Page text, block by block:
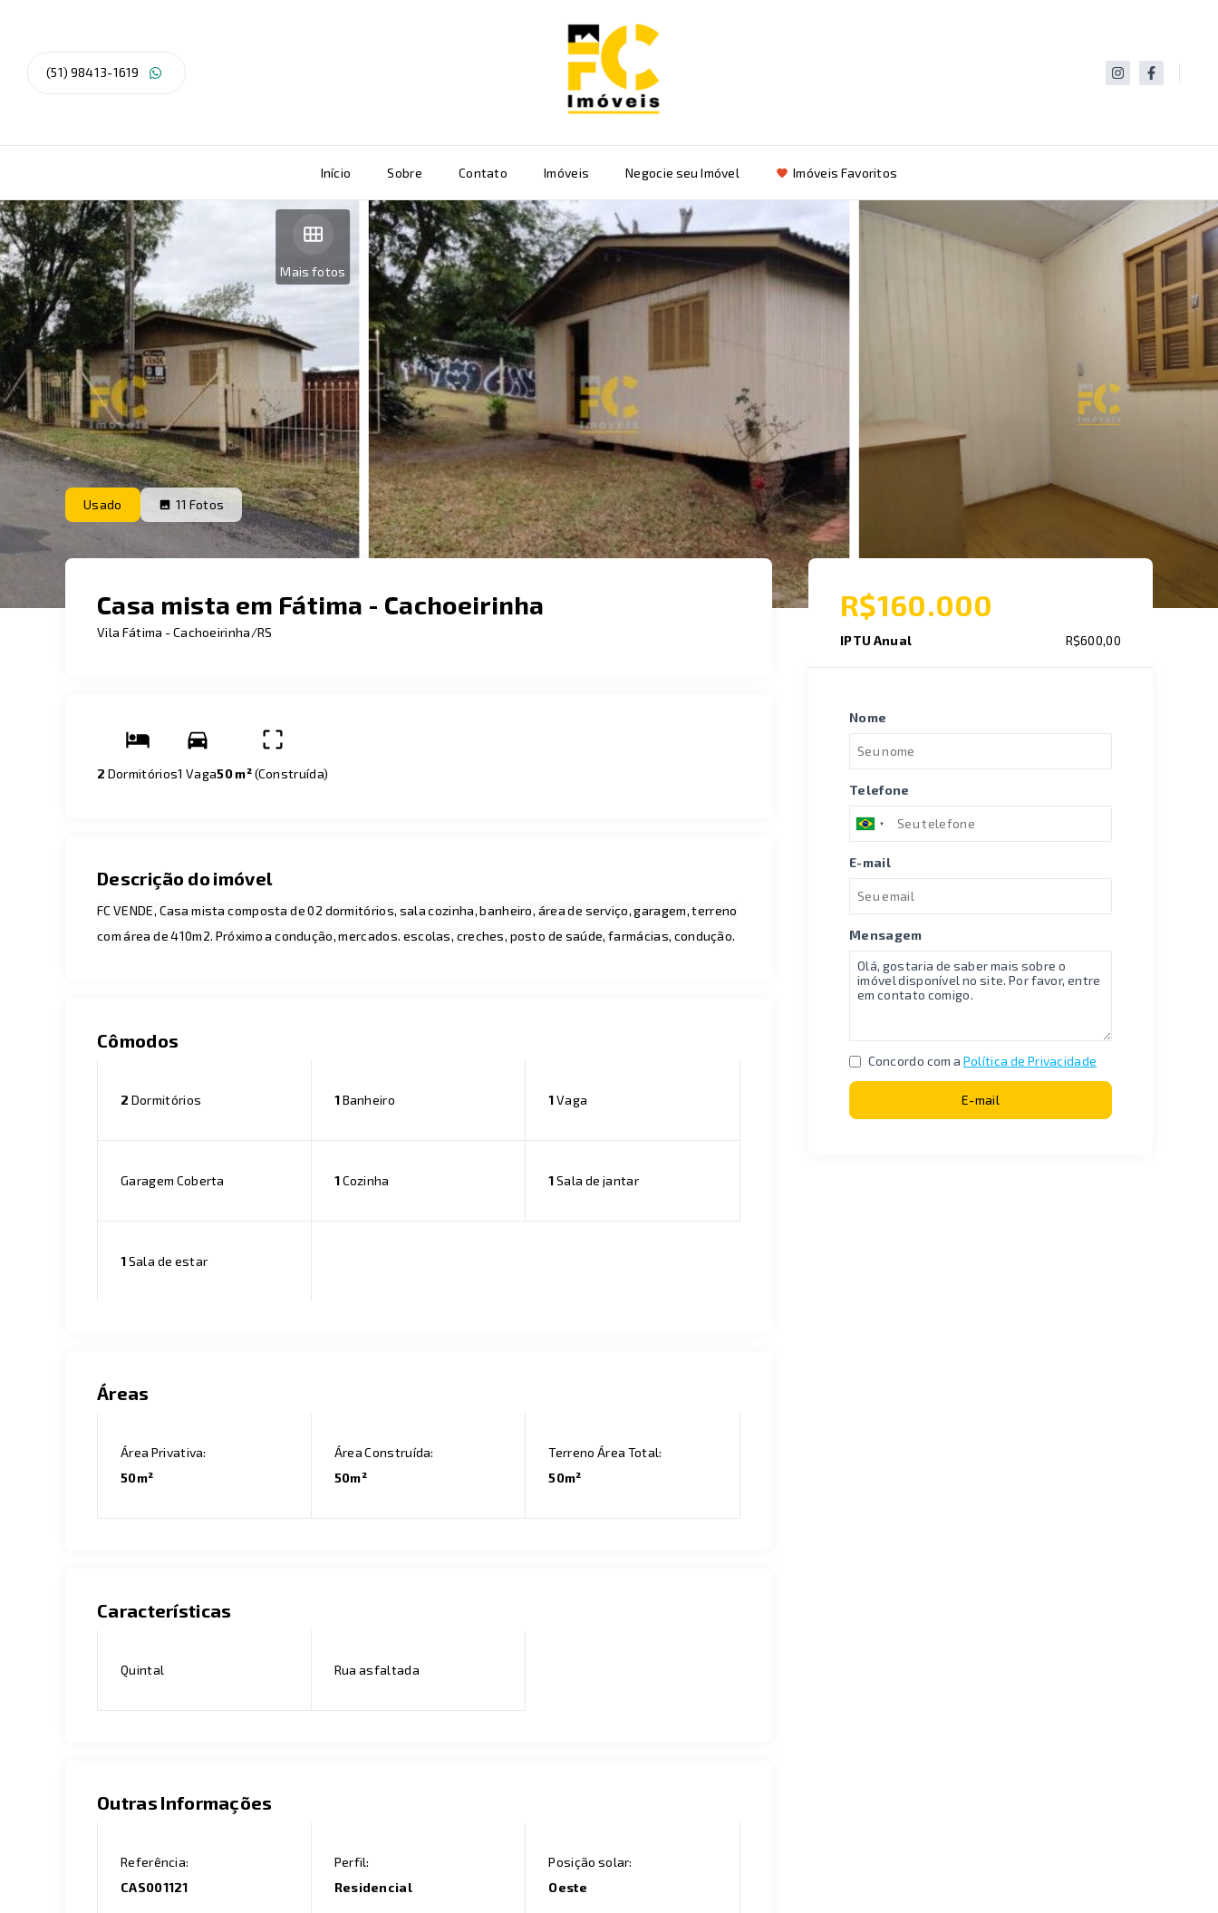
(51) 98413-1619
Início Sobre Contato Imóveis Negocie seu Imóvel Imóveis Favoritos
Mais fotos
Usado 11 Fotos
Casa mista em Fátima - Cachoeirinha
Vila Fátima - Cachoeirinha/RS
2 Dormitórios1 Vaga50 m²(Construída)
Descrição do imóvel
FC VENDE, Casa mista composta de 02 dormitórios, sala cozinha, banheiro, área de serviço, garagem, terreno
com área de 410m2. Próximo a condução, mercados. escolas, creches, posto de saúde, farmácias, condução.
Cômodos
2 Dormitórios 1Banheiro 1Vaga
Garagem Coberta 1Cozinha 1Sala de jantar
1Sala de estar
Áreas
Área Privativa:
50m²
Área Construída:
50m²
Terreno Área Total:
50m²
Características
Quintal Rua asfaltada
Outras Informações
Referência:
CAS001121
Perfil:
Residencial
Posição solar:
Oeste
R$160.000
IPTU Anual R$600,00
Nome
Telefone
E-mail
Mensagem
Concordo com a Política de Privacidade
E-mail